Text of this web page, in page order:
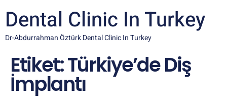
Dental Clinic In Turkey
Dr-Abdurrahman Öztürk Dental Clinic In Turkey
Etiket:Türkiye’de Diş
İmplantı